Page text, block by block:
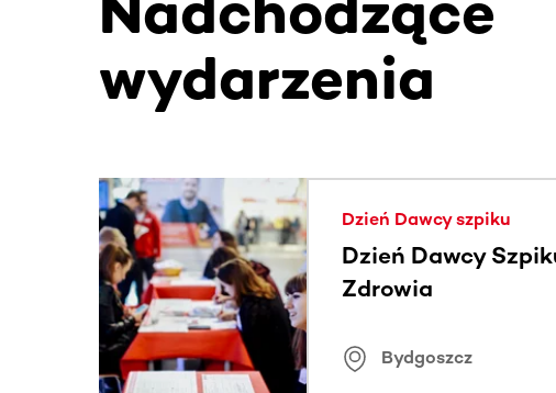
wydarzenia
Ta sekcja zawiera treści przewijane w poziomie. Użyj
Dzień Dawcy szpiku
Dzień Dawcy
Zdrowia
Bydgoszcz